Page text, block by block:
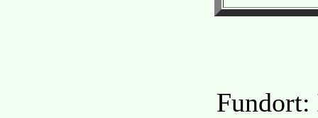
Fundort: